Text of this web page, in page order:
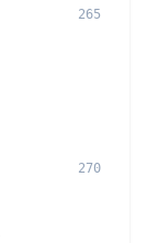
265
270